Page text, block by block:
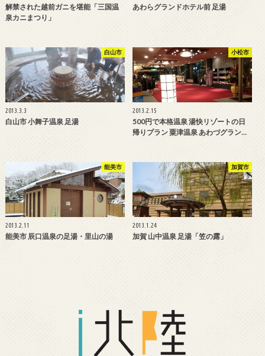
解禁された越前ガニを堪能「三国温
泉カニまつり」
あわらグランドホテル前 足湯
白山市
2013.3.3
白山市 小舞子温泉 足湯
小松市
2013.2.15
500円で本格温泉 湯快リゾートの日
帰りプラン 粟津温泉 あわづグラン…
能美市
2013.2.11
能美市 辰口温泉の足湯・里山の湯
加賀市
2013.1.24
加賀 山中温泉 足湯「笠の露」